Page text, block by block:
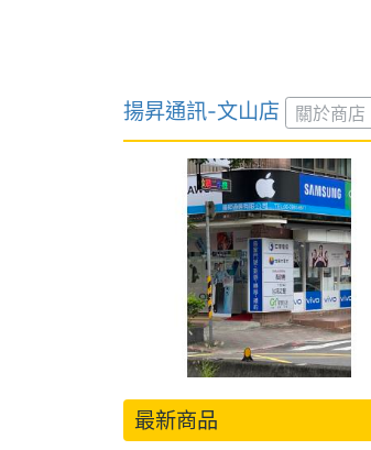
揚昇通訊-文山店 關於商店
最新商品